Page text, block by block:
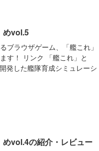
めvol.5
ブラウザゲーム、「艦これ」
す！ リンク 「艦これ」と
発した艦隊育成シミュレーシ
vol.4の紹介・レビュー